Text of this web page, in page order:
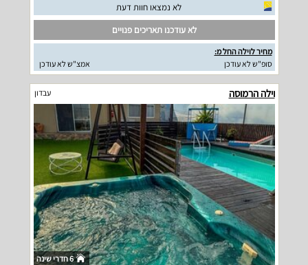
לא נמצאו חוות דעת
לא עודכנו תאריכים פנויים
מחיר לוילה החל מ:
סופ"ש לא עודכן
אמצ"ש לא עודכן
וילה הרמוסה עבדון
6 חדרי שינה